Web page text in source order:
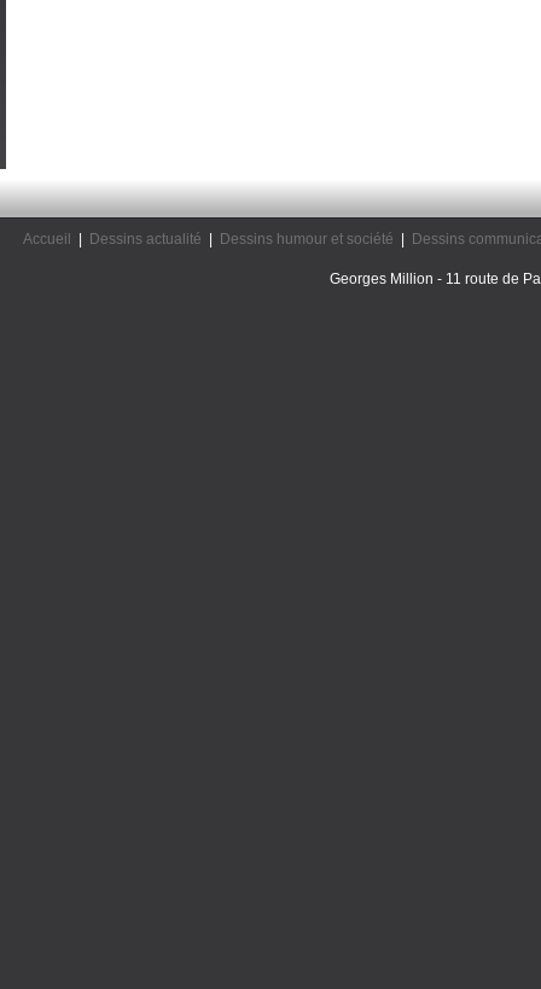
Accueil Dessins actualité Dessins humour et société Dessins
Georges Million - 11 route de